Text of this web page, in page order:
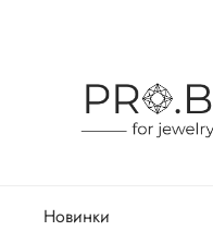
Новинки